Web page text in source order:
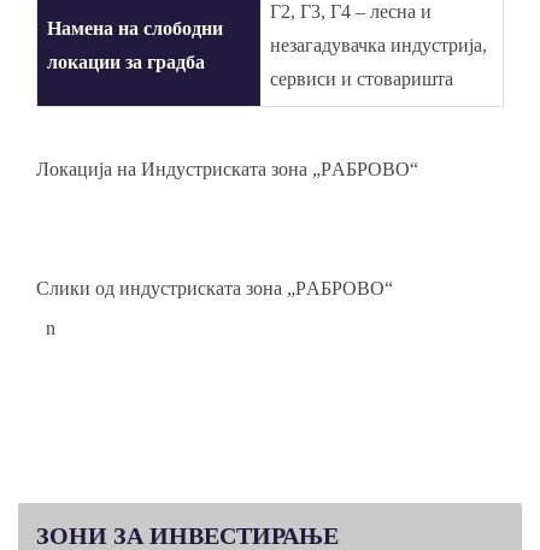
Намена на слободни
локации за градба
Г2, Г3, Г4 – лесна и
незагадувачка индустрија,
сервиси и стоваришта
Локација на Индустриската зона „РAБРОВО“
Слики од индустриската зона „РAБРОВО“
n
ЗОНИ ЗА ИНВЕСТИРАЊЕ